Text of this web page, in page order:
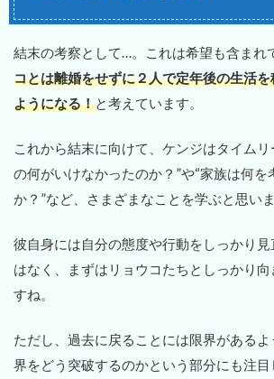
結末の考察として…。これは希望も含まれ
コとは離婚をせずに２人で定年後の生活
ようになる！と考えています。
これから結末に向けて、ケンジはタイム
の何がいけなかったのか？”や“家族は何を
か？”など、さまざまなことを学ぶと思いま
彼自身には自分の態度や行動をしっかり
はなく、まずはリョウコたちとしっかり
すね。
ただし、過去に戻ることには限界がある
界をどう突破するのかという部分にも注